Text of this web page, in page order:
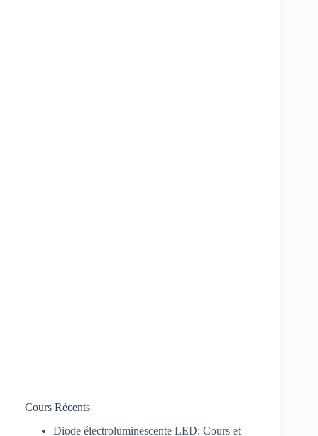
Cours Récents
Diode électroluminescente LED: Cours et